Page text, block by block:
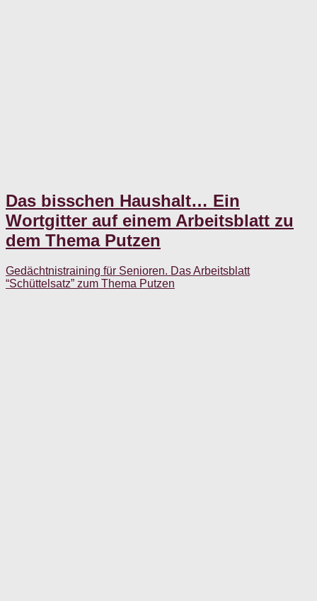
Das bisschen Haushalt… Ein
Wortgitter auf einem Arbeitsblatt zu
dem Thema Putzen
Gedächtnistraining für Senioren. Das Arbeitsblatt
“Schüttelsatz” zum Thema Putzen